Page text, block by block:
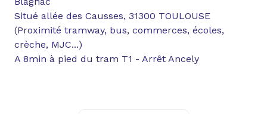
Situé allée des Causses, 31300 TOULOUSE
(Proximité tramway, bus, commerces, écoles,
crèche, MJC...)
A 8min à pied du tram T1 - Arrêt Ancely